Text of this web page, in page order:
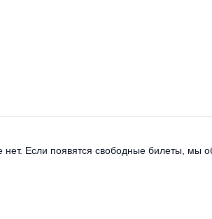
Если появятся свободные билеты, мы